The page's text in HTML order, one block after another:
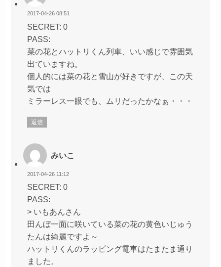
2017-04-26 08:51
SECRET: 0
PASS:
菜の花とハットリくん列車、いい感じで雰囲気
出ていますね。
個人的には菜の花と雪山が好きですが、この天
気では
ミラーレス一眼でも、ムリだったかなぁ・・・
返信
みいこ
2017-04-26 11:12
SECRET: 0
PASS:
> いもあんさん
田んぼ一面に咲いている菜の花の黄色いじゅう
たんは綺麗ですよ～
ハットリくんのラッピング電車はたまたま通り
ました。